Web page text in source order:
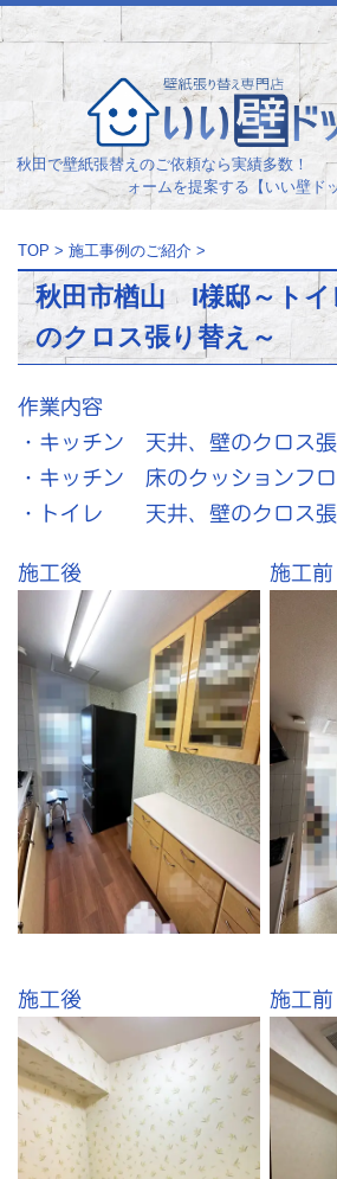
秋田で壁紙張替えのご依頼なら
ォームを提案する【いい壁ド
TOP > 施工事例のご紹介 >
秋田市楢山 I様邸～トイ
のクロス張り替え～
作業内容
・キッチン 天井、壁のクロス張
・キッチン 床のクッションフ
・トイレ 天井、壁のクロス張
施工後 施工前
施工後 施工前